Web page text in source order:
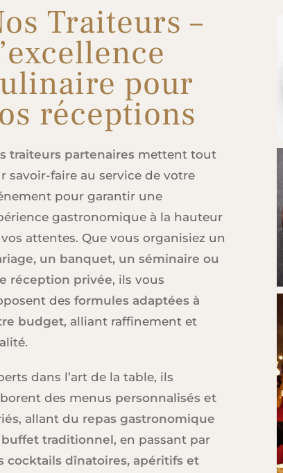
Traiteurs –
pour
réceptions
traiteurs partenairesmettent tout
savoir-faire au service de votre
pour garantir une
gastronomique à la hauteur
attentes. Que vous organisiez un
un banquet, un séminaire ou
réception privée, ils vous
des formules adaptées à
budget, alliant raffinement et
dans l’art de la table, ils
des menus personnalisés et
, allant du repas gastronomique
traditionnel, en passant par
cocktails dînatoires, apéritifs et